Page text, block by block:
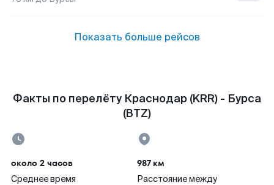
Показать больше рейсов
Факты по перелёту Краснодар (KRR) - Бурса
(BTZ)
около 2 часов
Среднее время
987 км
Расстояние между